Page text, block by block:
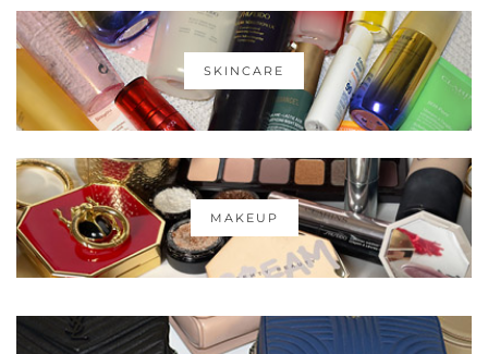
SKINCARE
MAKEUP